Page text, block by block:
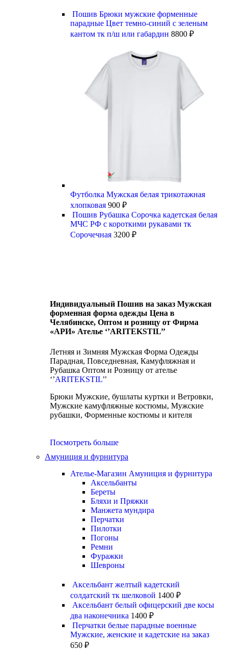
Пошив Брюки мужские форменные
парадные Цвет темно-синий с зеленым
кантом тк п/ш или габардин 8800 ₽
Футболка Мужская белая трикотажная
хлопковая 900 ₽
Пошив Рубашка Сорочка кадетская белая
МЧС РФ с короткими рукавами тк
Сорочечная 3200 ₽
Индивидуальный Пошив на заказ Мужская
форменная форма одежды Цена в
Челябинске, Оптом и розницу от Фирма
«АРИ» Ателье ‘’ARITEKSTIL’’
Летняя и Зимняя Мужская Форма Одежды
Парадная, Повседневная, Камуфляжная и
Рубашка Оптом и Розницу от ателье
‘’ARITEKSTIL’’
Брюки Мужские, бушлаты куртки и Ветровки,
Мужские камуфляжные костюмы, Мужские
рубашки, Форменные костюмы и кителя
Посмотреть больше
Амуниция и фурнитура
Ателье-Магазин Амуниция и фурнитура
Аксельбанты
Береты
Бляхи и Пряжки
Манжета мундира
Перчатки
Пилотки
Погоны
Ремни
Фуражки
Шевроны
Аксельбант желтый кадетский
солдатский тк шелковой 1400 ₽
Аксельбант белый офицерский две косы
два наконечника 1400 ₽
Перчатки белые парадные военные
Мужские, женские и кадетские на заказ
650 ₽